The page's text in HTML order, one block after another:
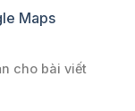
Maps
cho bài viết